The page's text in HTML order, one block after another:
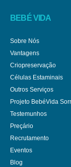
BEBÉ VIDA
Sobre Nós
Vantagens
Criopreservação
Células Estaminais
Outros Serviços
Projeto BebéVida
Testemunhos
Preçário
Recrutamento
Eventos
Blog